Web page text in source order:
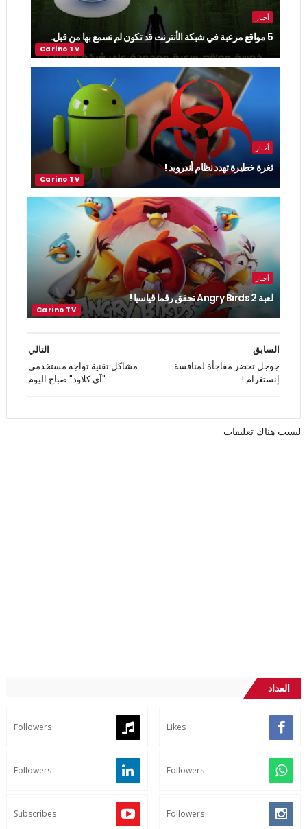
أخبار
5 مواقع مرعبة في شبكة الأنترنت قد تكون لم تسمع بها من قبل.
أخبار
ثغرة خطيرة تهدد نظام أندرويد !
أخبار
لعبة Angry Birds 2 تحقق رقما قياسيا !
التالي
مشاكل تقنية تواجه مستخدمي
"آي كلاود" صباح اليوم
السابق
جوجل تحضر مفاجأة لمنافسة
إنستغرام !
ليست هناك تعليقات
العداد
Likes
Followers
Followers
Followers
Followers
Subscribes